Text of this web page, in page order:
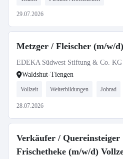
29.07.2026
Metzger / Fleischer (m/w/d)
EDEKA Südwest Stiftung & Co. KG
Waldshut-Tiengen
Vollzeit Weiterbildungen Jobrad
28.07.2026
Verkäufer / Quereinsteiger
Frischetheke (m/w/d)